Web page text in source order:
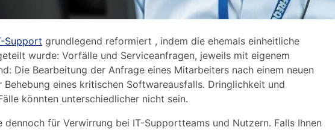
Support grundlegend reformiert , indem die ehemals einheitliche
wurde: Vorfälle und Serviceanfragen, jeweils mit eigenem
Die Bearbeitung der Anfrage eines Mitarbeiters nach einem neuen
eines kritischen Softwareausfalls. Dringlichkeit und
könnten unterschiedlicher nicht sein.
für Verwirrung bei IT-Supportteams und Nutzern. Falls Ihnen